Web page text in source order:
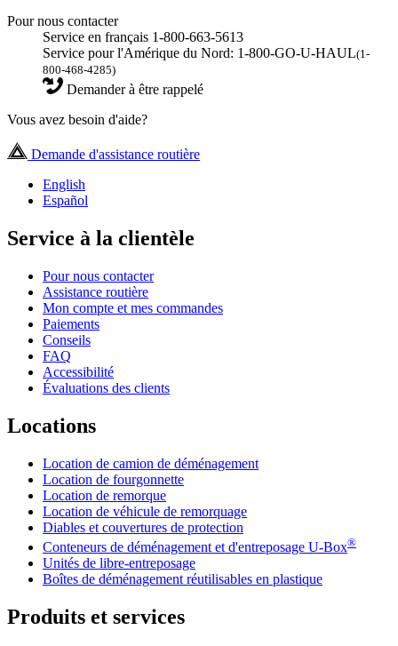
Pour nous contacter
Service en français 1-800-663-5613
Service pour l'Amérique du Nord: 1-800-GO-U-HAUL(1-
800-468-4285)
Demander à être rappelé
Vous avez besoin d'aide?
Demande d'assistance routière
English
Español
Service à la clientèle
Pour nous contacter
Assistance routière
Mon compte et mes commandes
Paiements
Conseils
FAQ
Accessibilité
Évaluations des clients
Locations
Location de camion de déménagement
Location de fourgonnette
Location de remorque
Location de véhicule de remorquage
Diables et couvertures de protection
Conteneurs de déménagement et d'entreposage U-Box®
Unités de libre-entreposage
Boîtes de déménagement réutilisables en plastique
Produits et services